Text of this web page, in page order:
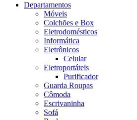
Departamentos
Móveis
Colchões e Box
Eletrodomésticos
Informática
Eletrônicos
Celular
Eletroportáteis
Purificador
Guarda Roupas
Cômoda
Escrivaninha
Sofá